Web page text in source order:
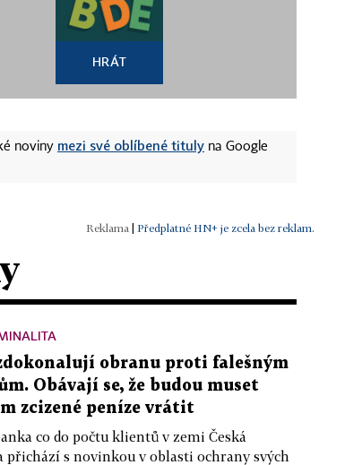
HRÁT
noviny mezi své oblíbené tituly na Google
| Předplatné HN+ je zcela bez reklam.
obranu proti falešným
Obávají se, že budou muset
zcizené peníze vrátit
co do počtu klientů v zemi Česká
přichází s novinkou v oblasti ochrany svých